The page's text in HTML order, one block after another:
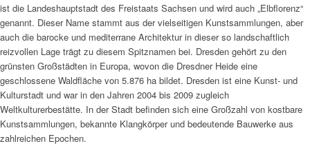
ist die Landeshauptstadt des Freistaats Sachsen und wird auch „Elbflorenz“
genannt. Dieser Name stammt aus der vielseitigen Kunstsammlungen, aber
auch die barocke und mediterrane Architektur in dieser so landschaftlich
reizvollen Lage trägt zu diesem Spitznamen bei. Dresden gehört zu den
grünsten Großstädten in Europa, wovon die Dresdner Heide eine
geschlossene Waldfläche von 5.876 ha bildet. Dresden ist eine Kunst- und
Kulturstadt und war in den Jahren 2004 bis 2009 zugleich
Weltkulturerbestätte. In der Stadt befinden sich eine Großzahl von kostbare
Kunstsammlungen, bekannte Klangkörper und bedeutende Bauwerke aus
zahlreichen Epochen.